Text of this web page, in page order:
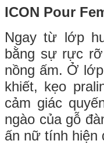
ICON Pour
Ngay từ lớp
bằng sự rực rỡ
nồng ấm. Ở
khiết, kẹo
cảm giác
ngào của gỗ
ấn nữ tính hiện